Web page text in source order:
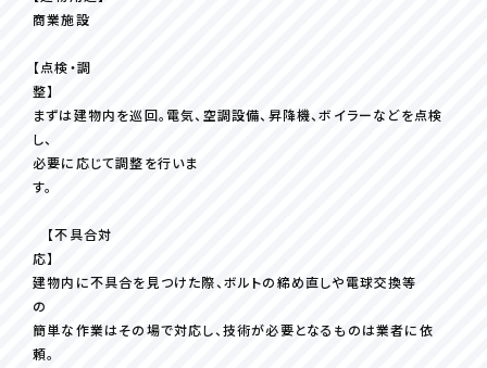
商業施設
【点検・調
整】
まずは建物内を巡回。電気、空調設備、昇降機、ボイラーなどを点検
し、
必要に応じて調整を行いま
す。
【不具合対
応】
建物内に不具合を見つけた際、ボルトの締め直しや電球交換等
の
簡単な作業はその場で対応し、技術が必要となるものは業者に依
頼。